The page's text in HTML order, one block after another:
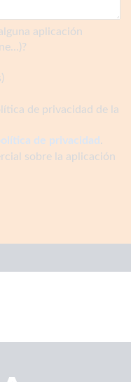
aplicación
de privacidad de la
de privacidad .
sobre la aplicación